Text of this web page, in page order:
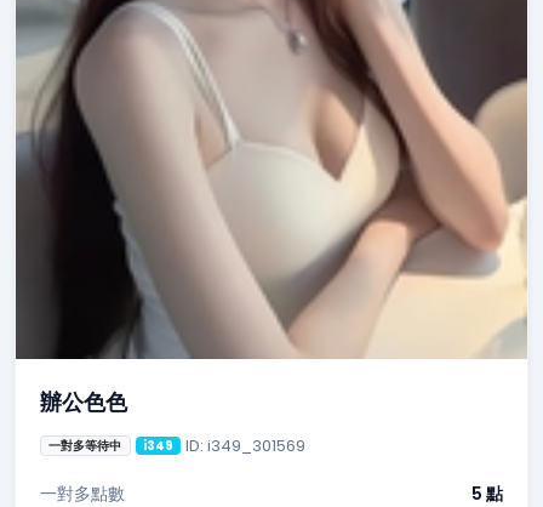
辦公色色
一對多等待中 i349 ID: i349_301569
一對多點數
5 點